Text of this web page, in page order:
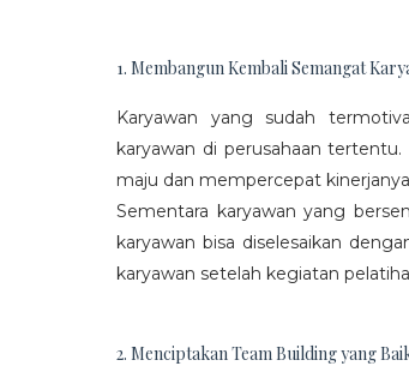
1. Membangun Kembali Semangat
Karyawan yang sudah
karyawan di perusahaan
maju dan mempercepat
Sementara karyawan yang
karyawan bisa diselesaikan
karyawan setelah kegiatan
2. Menciptakan Team Building yang